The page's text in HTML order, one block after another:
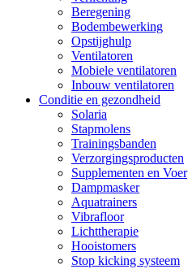
Beregening
Bodembewerking
Opstijghulp
Ventilatoren
Mobiele ventilatoren
Inbouw ventilatoren
Conditie en gezondheid
Solaria
Stapmolens
Trainingsbanden
Verzorgingsproducten
Supplementen en Voer
Dampmasker
Aquatrainers
Vibrafloor
Lichttherapie
Hooistomers
Stop kicking systeem